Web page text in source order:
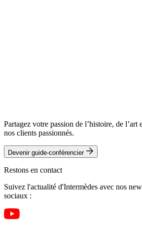
Partagez votre passion de l’histoire, de l’art
nos clients passionnés.
Devenir guide-conférencier
Restons en contact
Suivez l'actualité d'Intermèdes avec nos
sociaux :